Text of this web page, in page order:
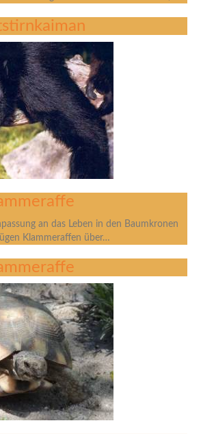
an das Leben in den Baumkronen
Klammeraffen über…